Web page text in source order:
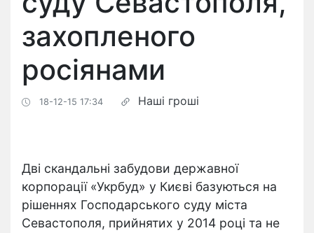
захопленого
росіянами
18-12-15 17:34 Наші гроші
Дві скандальні забудови державної
корпорації «Укрбуд» у Києві базуються на
рішеннях Господарського суду міста
Севастополя, прийнятих у 2014 році та не